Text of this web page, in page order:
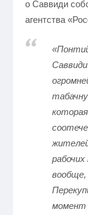
о Саввиди
агентства
вообще,
момент